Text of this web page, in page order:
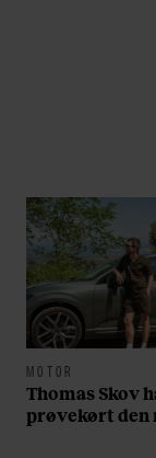
MOTOR
Thomas Skov
prøvekørt den